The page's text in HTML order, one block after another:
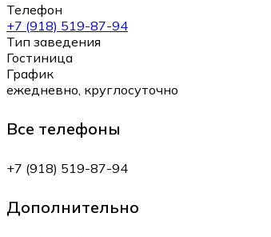
Телефон
+7 (918) 519-87-94
Тип заведения
Гостиница
График
ежедневно, круглосуточно
Все телефоны
+7 (918) 519-87-94
Дополнительно